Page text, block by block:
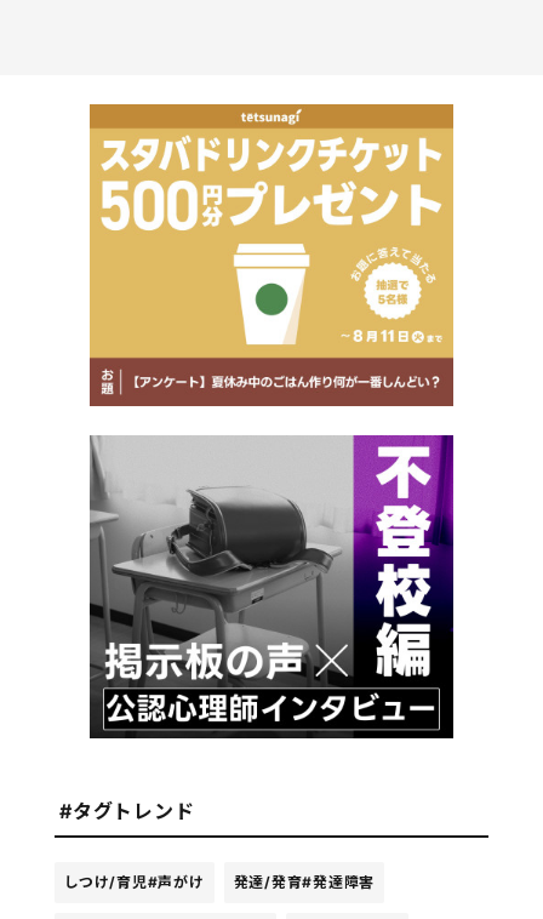
#タグトレンド
しつけ/育児#声がけ 発達/発育#発達障害